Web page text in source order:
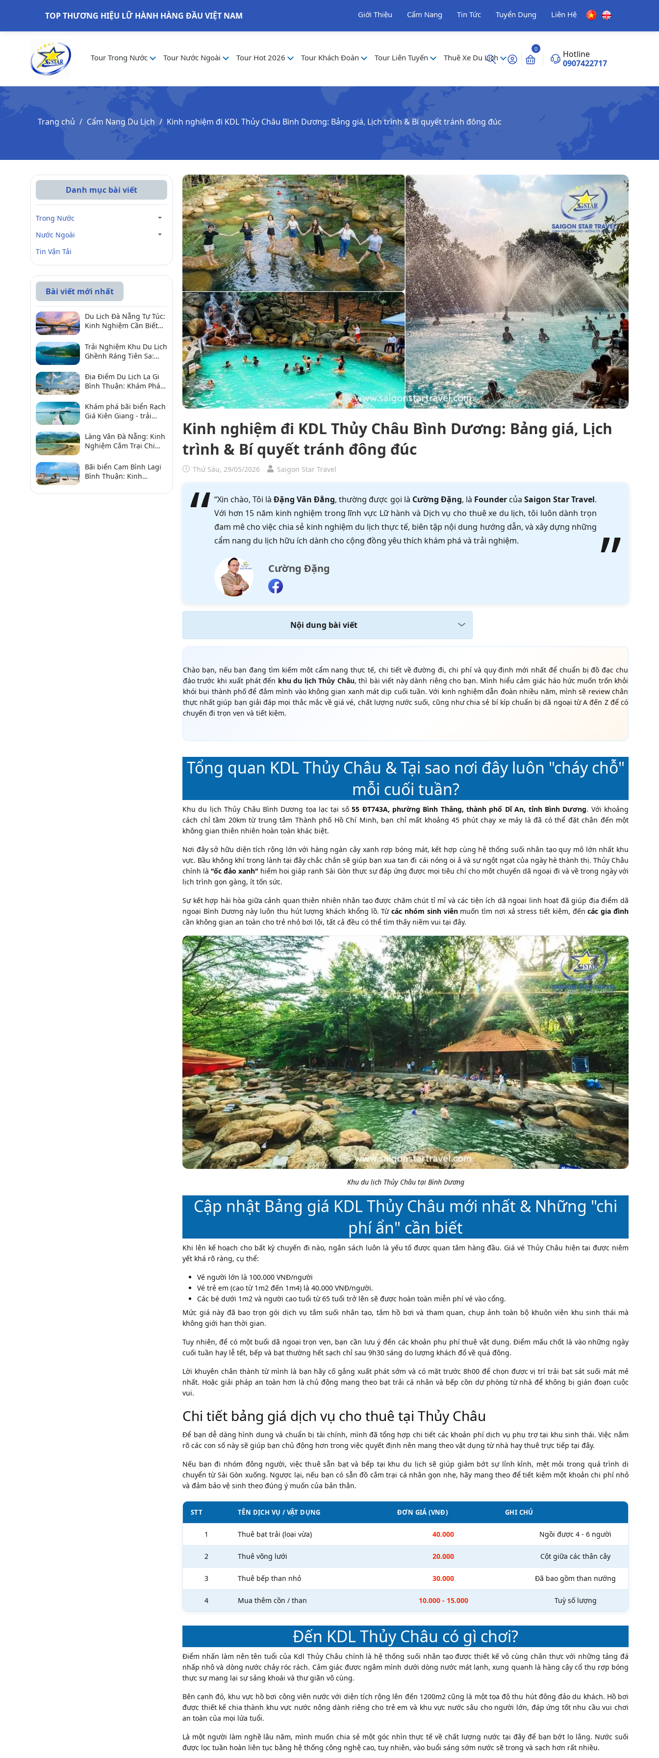
TOP THƯƠNG HIỆU LỮ HÀNH HÀNG ĐẦU VIỆT NAM Giới Thiệu Cẩm Nang Tin Tức Tuyển Dụng Liên Hệ
Tour Trong Nước Tour Nước Ngoài Tour Hot 2026 Tour Khách Đoàn Tour Liên Tuyến Thuê Xe Du Lịch
0
Hotline
0907422717
Trang chủ Cẩm Nang Du Lịch Kinh nghiệm đi KDL Thủy Châu Bình Dương: Bảng giá, Lịch trình & Bí quyết tránh đông đúc
Kinh nghiệm đi KDL Thủy Châu Bình Dương: Bảng giá, Lịch
trình & Bí quyết tránh đông đúc
Thứ Sáu, 29/05/2026 Saigon Star Travel
“Xin chào, Tôi làĐặng Văn Đẳng, thường được gọi là Cường Đặng, là Foundercủa Saigon Star Travel.
Với hơn 15 năm kinh nghiệm trong lĩnh vực Lữ hành và Dịch vụ cho thuê xe du lịch, tôi luôn dành trọn
đam mê cho việc chia sẻ kinh nghiệm du lịch thực tế, biên tập nội dung hướng dẫn, và xây dựng những
cẩm nang du lịch hữu ích dành cho cộng đồng yêu thích khám phá và trải nghiệm.
Cường Đặng
Nội dung bài viết
Chào bạn, nếu bạn đang tìm kiếm một cẩm nang thực tế, chi tiết về đường đi, chi phí và quy định mới nhất để chuẩn bị đồ đạc chu
đáo trước khi xuất phát đến khu du lịch Thủy Châu, thì bài viết này dành riêng cho bạn. Mình hiểu cảm giác háo hức muốn trốn khỏi
khói bụi thành phố để đắm mình vào không gian xanh mát dịp cuối tuần. Với kinh nghiệm dẫn đoàn nhiều năm, mình sẽ review chân
thực nhất giúp bạn giải đáp mọi thắc mắc về giá vé, chất lượng nước suối, cũng như chia sẻ bí kíp chuẩn bị dã ngoại từ A đến Z để có
chuyến đi trọn vẹn và tiết kiệm.
Tổng quan KDL Thủy Châu & Tại sao nơi đây luôn "cháy chỗ"
mỗi cuối tuần?
Khu du lịch Thủy Châu Bình Dương tọa lạc tại số55 ĐT743A, phường Bình Thắng, thành phố Dĩ An, tỉnh Bình Dương. Với khoảng
cách chỉ tầm 20km từ trung tâm Thành phố Hồ Chí Minh, bạn chỉ mất khoảng 45 phút chạy xe máy là đã có thể đặt chân đến một
không gian thiên nhiên hoàn toàn khác biệt.
Nơi đây sở hữu diện tích rộng lớn với hàng ngàn cây xanh rợp bóng mát, kết hợp cùng hệ thống suối nhân tạo quy mô lớn nhất khu
vực. Bầu không khí trong lành tại đây chắc chắn sẽ giúp bạn xua tan đi cái nóng oi ả và sự ngột ngạt của ngày hè thành thị. Thủy Châu
chính là "ốc đảo xanh" hiếm hoi giáp ranh Sài Gòn thực sự đáp ứng được mọi tiêu chí cho một chuyến dã ngoại đi và về trong ngày với
lịch trình gọn gàng, ít tốn sức.
Sự kết hợp hài hòa giữa cảnh quan thiên nhiên nhân tạo được chăm chút tỉ mỉ và các tiện ích dã ngoại linh hoạt đã giúp địa điểm dã
ngoại Bình Dương này luôn thu hút lượng khách khổng lồ. Từcác nhóm sinh viênmuốn tìm nơi xả stress tiết kiệm, đếncác gia đình
cần không gian an toàn cho trẻ nhỏ bơi lội, tất cả đều có thể tìm thấy niềm vui tại đây.
Khu du lịch Thủy Châu tại Bình Dương
Cập nhật Bảng giá KDL Thủy Châu mới nhất & Những "chi
phí ẩn" cần biết
Khi lên kế hoạch cho bất kỳ chuyến đi nào, ngân sách luôn là yếu tố được quan tâm hàng đầu. Giá vé Thủy Châu hiện tại được niêm
yết khá rõ ràng, cụ thể:
Vé người lớn là 100.000 VNĐ/người
Vé trẻ em (cao từ 1m2 đến 1m4) là 40.000 VNĐ/người.
Các bé dưới 1m2 và người cao tuổi từ 65 tuổi trở lên sẽ được hoàn toàn miễn phí vé vào cổng.
Mức giá này đã bao trọn gói dịch vụ tắm suối nhân tạo, tắm hồ bơi và tham quan, chụp ảnh toàn bộ khuôn viên khu sinh thái mà
không giới hạn thời gian.
Tuy nhiên, để có một buổi dã ngoại trọn vẹn, bạn cần lưu ý đến các khoản phụ phí thuê vật dụng. Điểm mấu chốt là vào những ngày
cuối tuần hay lễ tết, bếp và bạt thường hết sạch chỉ sau 9h30 sáng do lượng khách đổ về quá đông.
Lời khuyên chân thành từ mình là bạn hãy cố gắng xuất phát sớm và có mặt trước 8h00 để chọn được vị trí trải bạt sát suối mát mẻ
nhất. Hoặc giải pháp an toàn hơn là chủ động mang theo bạt trải cá nhân và bếp cồn dự phòng từ nhà để không bị gián đoạn cuộc
vui.
Chi tiết bảng giá dịch vụ cho thuê tại Thủy Châu
Để bạn dễ dàng hình dung và chuẩn bị tài chính, mình đã tổng hợp chi tiết các khoản phí dịch vụ phụ trợ tại khu sinh thái. Việc nắm
rõ các con số này sẽ giúp bạn chủ động hơn trong việc quyết định nên mang theo vật dụng từ nhà hay thuê trực tiếp tại đây.
Nếu bạn đi nhóm đông người, việc thuê sẵn bạt và bếp tại khu du lịch sẽ giúp giảm bớt sự lỉnh kỉnh, mệt mỏi trong quá trình di
chuyển từ Sài Gòn xuống. Ngược lại, nếu bạn có sẵn đồ cắm trại cá nhân gọn nhẹ, hãy mang theo để tiết kiệm một khoản chi phí nhỏ
và đảm bảo vệ sinh theo đúng ý muốn của bản thân.
STT TÊN DỊCH VỤ / VẬT DỤNG ĐƠN GIÁ (VNĐ) GHI CHÚ
1 Thuê bạt trải (loại vừa) 40.000 Ngồi được 4 - 6 người
2 Thuê võng lưới 20.000 Cột giữa các thân cây
3 Thuê bếp than nhỏ 30.000 Đã bao gồm than nướng
4 Mua thêm cồn / than 10.000 - 15.000 Tuỳ số lượng
Đến KDL Thủy Châu có gì chơi?
Điểm nhấn làm nên tên tuổi của Kdl Thủy Châu chính là hệ thống suối nhân tạo được thiết kế vô cùng chân thực với những tảng đá
nhấp nhô và dòng nước chảy róc rách. Cảm giác được ngâm mình dưới dòng nước mát lạnh, xung quanh là hàng cây cổ thụ rợp bóng
thực sự mang lại sự sảng khoái và thư giãn vô cùng.
Bên cạnh đó, khu vực hồ bơi công viên nước với diện tích rộng lên đến 1200m2 cũng là một tọa độ thu hút đông đảo du khách. Hồ bơi
được thiết kế chia thành khu vực nước nông dành riêng cho trẻ em và khu vực nước sâu cho người lớn, đáp ứng tốt nhu cầu vui chơi
an toàn của mọi lứa tuổi.
Là một người làm nghề lâu năm, mình muốn chia sẻ một góc nhìn thực tế về chất lượng nước tại đây để bạn bớt lo lắng. Nước suối
được lọc tuần hoàn liên tục bằng hệ thống công nghệ cao, tuy nhiên, vào buổi sáng sớm nước sẽ trong và sạch hơn rất nhiều.
Danh mục bài viết
Trong Nước
Nước Ngoài
Tin Vận Tải
Bài viết mới nhất
Du Lịch Đà Nẵng Tự Túc:
Kinh Nghiệm Cần Biết
Vời
Trải Nghiệm Khu Du Lịch
Ghềnh Ráng Tiên Sa:
Qua
Địa Điểm Du Lịch La Gi
Bình Thuận: Khám Phá 6
2026
Khám phá bãi biển Rạch
Giá Kiên Giang - trải
Làng Vân Đà Nẵng: Kinh
Nghiệm Cắm Trại Chi
Bãi biển Cam Bình Lagi
Bình Thuận: Kinh
sản, điểm gần